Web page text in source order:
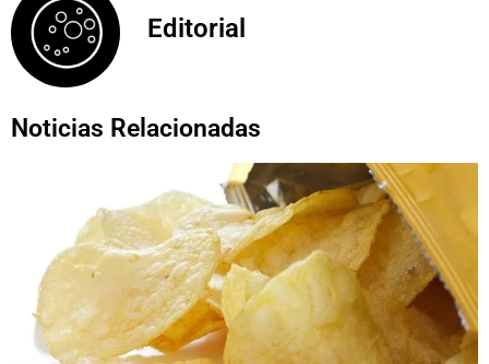
Editorial
Noticias Relacionadas